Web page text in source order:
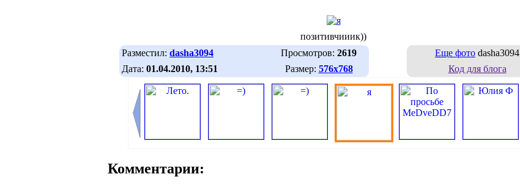
позитивчииик))
Разместил: dasha3094 Просмотров: 2619
Дата: 01.04.2010, 13:51 Размер: 576х768
Еще фото dasha3094
Код для блога
Комментарии: